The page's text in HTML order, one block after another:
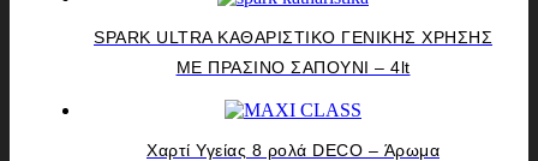
SPARK ULTRA ΚΑΘΑΡΙΣΤΙΚΟ ΓΕΝΙΚΗΣ ΧΡΗΣΗΣ
ΜΕ ΠΡΑΣΙΝΟ ΣΑΠΟΥΝΙ – 4lt
Χαρτί Υγείας 8 ρολά DECO – Άρωμα